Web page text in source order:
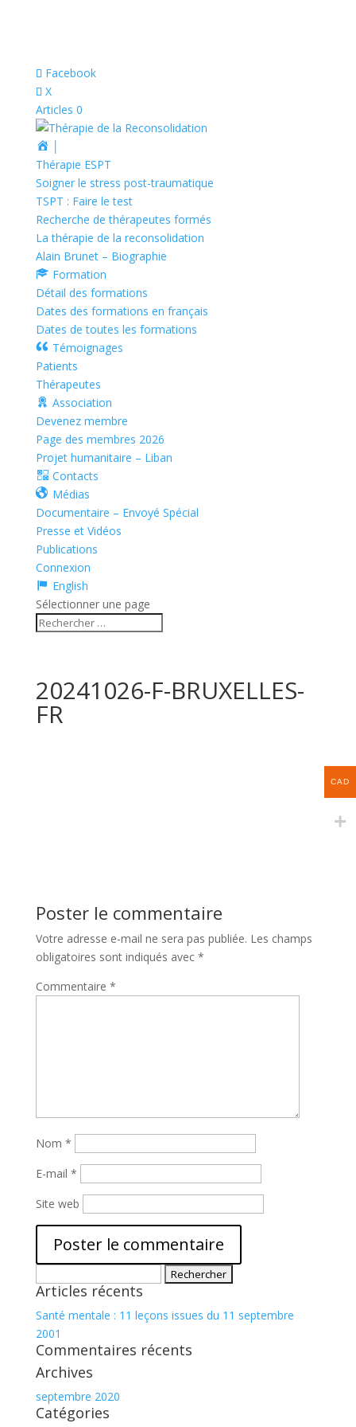
Facebook
X
Articles 0
Thérapie ESPT
Soigner le stress post-traumatique
TSPT : Faire le test
Recherche de thérapeutes formés
La thérapie de la reconsolidation
Alain Brunet – Biographie
Formation
Détail des formations
Dates des formations en français
Dates de toutes les formations
Témoignages
Patients
Thérapeutes
Association
Devenez membre
Page des membres 2026
Projet humanitaire – Liban
Contacts
Médias
Documentaire – Envoyé Spécial
Presse et Vidéos
Publications
Connexion
English
Sélectionner une page
20241026-F-BRUXELLES-
FR
Poster le commentaire
Votre adresse e-mail ne sera pas publiée. Les champs
obligatoires sont indiqués avec *
Commentaire *
Nom *
E-mail *
Site web
Articles récents
Santé mentale : 11 leçons issues du 11 septembre
2001
Commentaires récents
Archives
septembre 2020
Catégories
CAD